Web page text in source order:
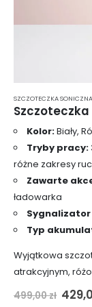
SZCZOTECZKA
Szczoteczka
Kolor:Biały,
Tryby pracy:
różne zakresy
Zawarte
ładowarka
Typ
Wyjątkowa
atrakcyjnym,
czyszczące oraz
499,00zł